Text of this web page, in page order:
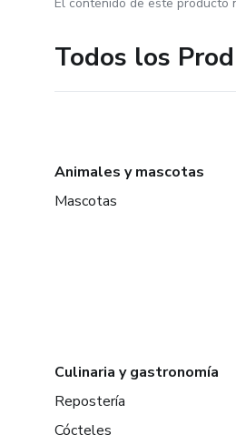
Todos los
Animales y mascotas
Mascotas
Culinaria y gastronomía
Repostería
Cócteles